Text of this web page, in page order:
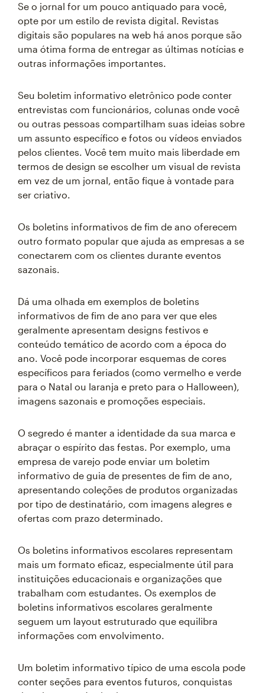
Se o jornal for um pouco antiquado para você,
opte por um estilo de revista digital. Revistas
digitais são populares na web há anos porque são
uma ótima forma de entregar as últimas notícias e
outras informações importantes.
Seu boletim informativo eletrônico pode conter
entrevistas com funcionários, colunas onde você
ou outras pessoas compartilham suas ideias sobre
um assunto específico e fotos ou vídeos enviados
pelos clientes. Você tem muito mais liberdade em
termos de design se escolher um visual de revista
em vez de um jornal, então fique à vontade para
ser criativo.
Os boletins informativos de fim de ano oferecem
outro formato popular que ajuda as empresas a se
conectarem com os clientes durante eventos
sazonais.
Dá uma olhada em exemplos de boletins
informativos de fim de ano para ver que eles
geralmente apresentam designs festivos e
conteúdo temático de acordo com a época do
ano. Você pode incorporar esquemas de cores
específicos para feriados (como vermelho e verde
para o Natal ou laranja e preto para o Halloween),
imagens sazonais e promoções especiais.
O segredo é manter a identidade da sua marca e
abraçar o espírito das festas. Por exemplo, uma
empresa de varejo pode enviar um boletim
informativo de guia de presentes de fim de ano,
apresentando coleções de produtos organizadas
por tipo de destinatário, com imagens alegres e
ofertas com prazo determinado.
Os boletins informativos escolares representam
mais um formato eficaz, especialmente útil para
instituições educacionais e organizações que
trabalham com estudantes. Os exemplos de
boletins informativos escolares geralmente
seguem um layout estruturado que equilibra
informações com envolvimento.
Um boletim informativo típico de uma escola pode
conter seções para eventos futuros, conquistas